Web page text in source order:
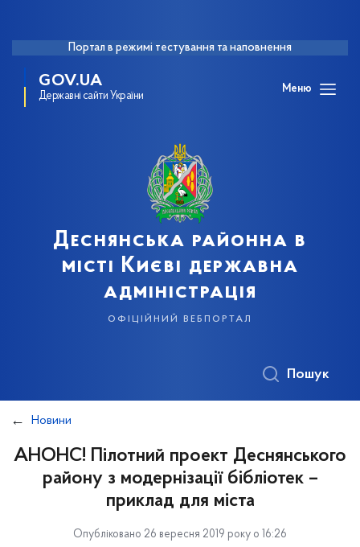
Портал в режимі тестування та наповнення
GOV.UA
Державні сайти України
Меню
Деснянська районна в
місті Києві державна
адміністрація
офіційний вебпортал
Пошук
Новини
АНОНС! Пілотний проект Деснянського
району з модернізації бібліотек –
приклад для міста
Опубліковано 26 вересня 2019 року о 16:26